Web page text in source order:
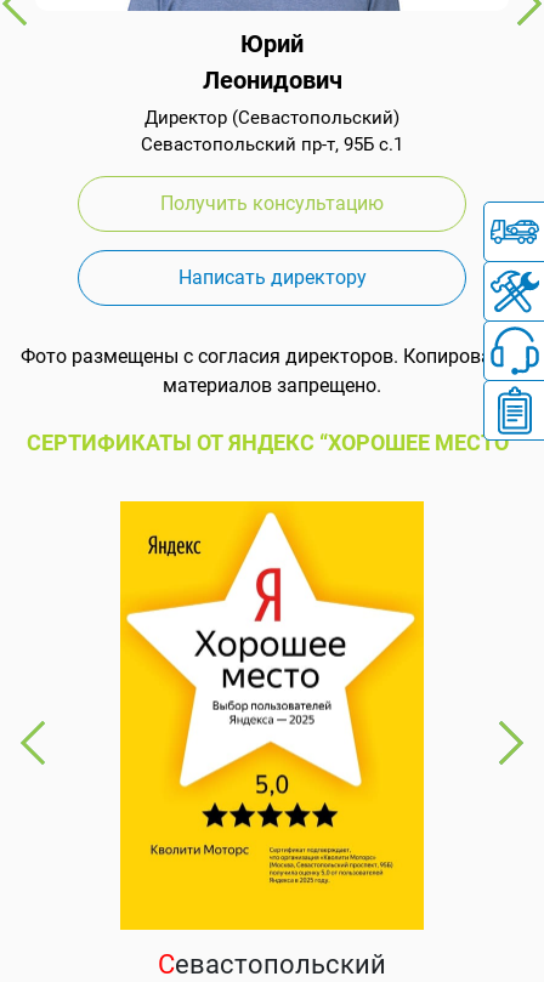
Юрий
Леонидович
Директор (Севастопольский)
Севастопольский пр-т, 95Б с.1
Получить консультацию
Написать директору
Фото размещены с согласия директоров. Копирование
материалов запрещено.
СЕРТИФИКАТЫ ОТ ЯНДЕКС “ХОРОШЕЕ МЕСТО”
Севастопольский